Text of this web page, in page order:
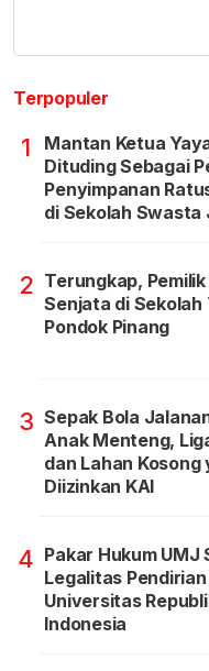
Terpopuler
1
Mantan Ketua
Dituding Sebagai
Penyimpanan
di Sekolah
2 Terungkap,
Senjata di Sekolah
Pondok Pinang
3 Sepak Bola
Anak Menteng,
dan Lahan Kosong
Diizinkan KAI
4 Pakar Hukum UMJ
Legalitas Pendirian
Universitas
Indonesia